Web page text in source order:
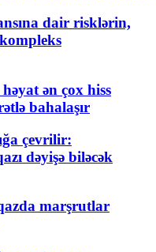
dair risklərin,
ən çox hiss
bahalaşır
çevrilir:
dəyişə biləcək
marşrutlar